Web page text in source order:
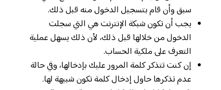
سبق وأن قام بتسجيل الدخول منه قبل ذلك.
يجب أن تكون شبكة الإنترنت هي التي سجلت
الدخول من خلالها قبل ذلك، لأن ذلك يسهل عملية
التعرف على ملكية الحساب.
إن كنت تتذكر كلمة المرور عليك بإدخالها، وفي حالة
عدم تذكرها حاول إدخال كلمة تكون شبيهة لها.